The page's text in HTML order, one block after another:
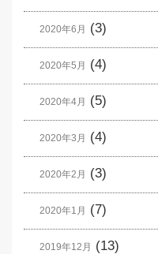
2020年6月 (3)
2020年5月 (4)
2020年4月 (5)
2020年3月 (4)
2020年2月 (3)
2020年1月 (7)
2019年12月 (13)